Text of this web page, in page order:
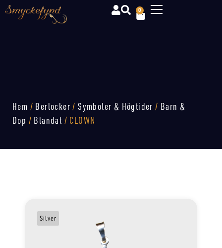
0
Hem / Berlocker /Symboler & Högtider / Barn &
Dop / Blandat / CLOWN
Silver